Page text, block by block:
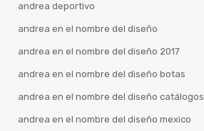
andrea deportivo
andrea en el nombre del diseño
andrea en el nombre del diseño 2017
andrea en el nombre del diseño botas
andrea en el nombre del diseño catálogos
andrea en el nombre del diseño mexico